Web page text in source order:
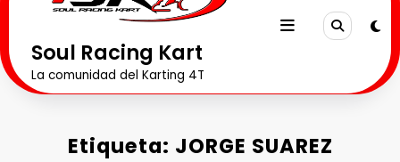
Soul Racing Kart
La comunidad del Karting 4T
Etiqueta: JORGE SUAREZ